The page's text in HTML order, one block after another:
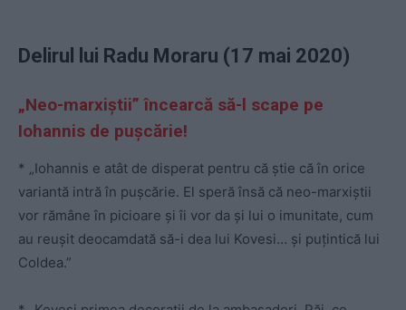
Delirul lui Radu Moraru (17 mai 2020)
„Neo-marxiștii” încearcă să-l scape pe
Iohannis de pușcărie!
* „Iohannis e atât de disperat pentru că știe că în orice
variantă intră în pușcărie. El speră însă că neo-marxiștii
vor rămâne în picioare și îi vor da și lui o imunitate, cum
au reușit deocamdată să-i dea lui Kovesi… și puțintică lui
Coldea.”